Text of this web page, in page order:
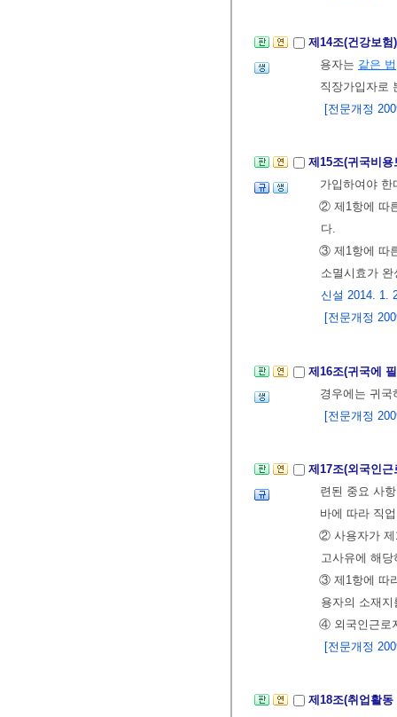
제14조(건강보
용자는 같은 법
직장가입자로
[전문개정
제15조(귀국비
가입하여야 한
② 제1항에 따
다.
③ 제1항에 따
소멸시효가
신설 2014. 1.
[전문개정
제16조(귀국에
경우에는 귀
[전문개정
제17조(외국인
련된 중요 사
바에 따라 직
② 사용자가 제
고사유에 해
③ 제1항에 따
용자의 소재
④ 외국인근로
[전문개정
제18조(취업활